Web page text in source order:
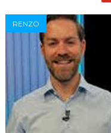
RENZO